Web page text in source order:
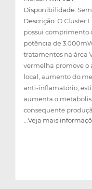
Disponibilidade:
Descrição: O Cluster
possui comprimento
potência de
tratamentos na área
vermelha promove o
local, aumento do
anti-inflamatório,
aumenta o
consequente
Cluster de uso
...Veja mais